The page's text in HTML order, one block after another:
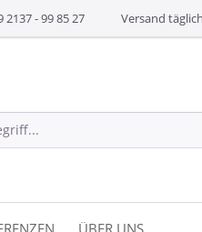
2137 - 99 85 27 Versand
ÜBER UNS